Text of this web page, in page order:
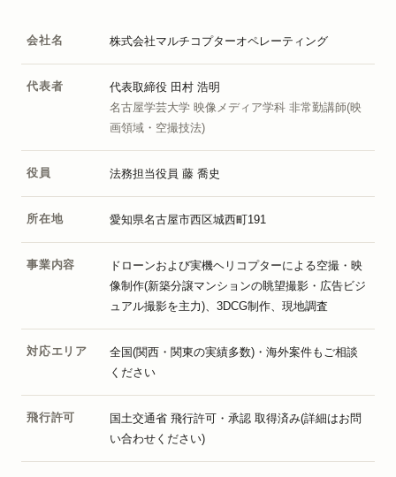
会社名 株式会社マルチコプターオペレーティング
代表者 代表取締役 田村 浩明
名古屋学芸大学 映像メディア学科 非常勤講師(映
画領域・空撮技法)
役員 法務担当役員 藤 喬史
所在地 愛知県名古屋市西区城西町191
事業内容
ドローンおよび実機ヘリコプターによる空撮・映
像制作(新築分譲マンションの眺望撮影・広告ビジ
ュアル撮影を主力)、3DCG制作、現地調査
対応エリア
全国(関西・関東の実績多数)・海外案件もご相談
ください
飛行許可
国土交通省 飛行許可・承認 取得済み(詳細はお問
い合わせください)